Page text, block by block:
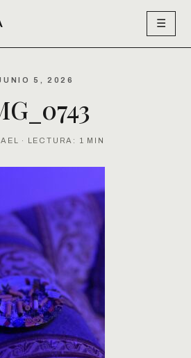
☰
5, 2026
· LECTURA: 1 MIN